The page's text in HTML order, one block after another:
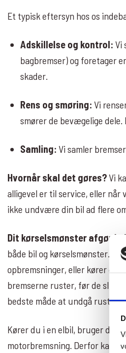
Et typisk eftersyn hos os
Adskillelse og kontrol: Vi
bagbremser) og foretager
skader.
Rens og smøring: Vi
smører de bevægelige
Samling: Vi samler
Hvornår skal det gøres?Vi
alligevel er til service, eller
ikke undvære din bil ad flere
Dit kørselsmønster afgør
både bil og kørselsmønster.
opbremsninger, eller kører du
bremserne ruster, før de
bedste måde at undgå
Kører du i en elbil, bruger du
motorbremsning. Derfor kan